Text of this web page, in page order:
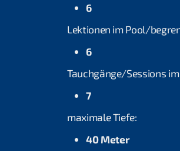
6
Lektionen im Pool/
6
Tauchgänge/Sessions
7
maximale Tiefe:
40 Meter